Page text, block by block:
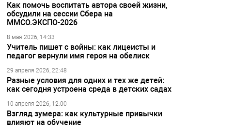
Как помочь воспитать автора своей жизни,
обсудили на сессии Сбера на
ММСО.ЭКСПО-2026
8 мая 2026, 14:33
Учитель пишет с войны: как лицеисты и
педагог вернули имя героя на обелиск
29 апреля 2026, 22:48
Разные условия для одних и тех же детей:
как сегодня устроена среда в детских садах
10 апреля 2026, 12:00
Взгляд зумера: как культурные привычки
влияют на обучение